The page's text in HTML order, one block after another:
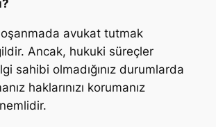
avukat tutmak
Ancak, hukuki süreçler
sahibi olmadığınız durumlarda
haklarınızı korumanız